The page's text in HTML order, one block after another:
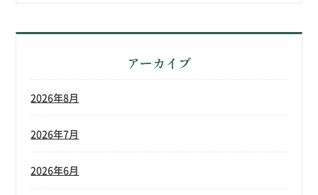
アーカイブ
2026年8月
2026年7月
2026年6月